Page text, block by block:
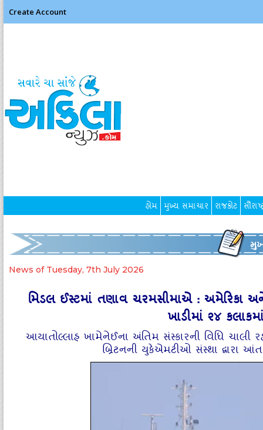
Create Account
હોમ મુખ્ય સમાચાર રાજકોટ
News of Tuesday, 7th July 2026
મિડલ ઈસ્ટમાં તણાવ ચરમસીમાએ : અમેરિકા
ખાડીમાં ૨૪
આયાતોલ્લાહ ખામેનેઈના અંતિમ સંસ્કારની વિધિ ચાલી
બ્રિટનની યુકેએમટીઓ સંસ્થા દ્વારા